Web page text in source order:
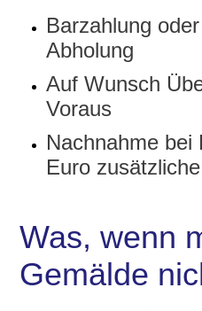
Barzahlung
Abholung
Auf Wunsch
Voraus
Nachnahme bei
Euro
Was, wenn
Gemälde